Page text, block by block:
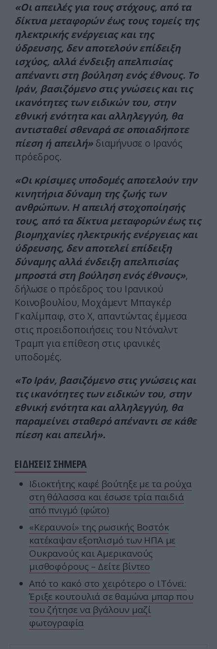
«Οι απειλές για τους στόχους, από τα
δίκτυα μεταφορών έως τους τομείς της
ηλεκτρικής ενέργειας και της
ύδρευσης, δεν αποτελούν επίδειξη
ισχύος, αλλά ένδειξη απελπισίας
απέναντι στη βούληση ενός έθνους. Το
Ιράν, βασιζόμενο στις γνώσεις και τις
ικανότητες των ειδικών του, στην
εθνική ενότητα και αλληλεγγύη, θα
αντισταθεί σθεναρά σε οποιαδήποτε
πίεση ή απειλή»διαμήνυσε ο Ιρανός
πρόεδρος.
«Οι κρίσιμες υποδομές αποτελούν την
κινητήρια δύναμη της ζωής των
ανθρώπων. Η απειλή στοχοποίησής
τους, από τα δίκτυα μεταφορών έως τις
βιομηχανίες ηλεκτρικής ενέργειας και
ύδρευσης, δεν αποτελεί επίδειξη
δύναμης αλλά ένδειξη απελπισίας
μπροστά στη βούληση ενός έθνους»,
δήλωσε ο πρόεδρος του Ιρανικού
Κοινοβουλίου, Μοχάμεντ Μπαγκέρ
Γκαλίμπαφ, στο X, απαντώντας έμμεσα
στις προειδοποιήσεις του Ντόναλντ
Τραμπ για επίθεση στις ιρανικές
υποδομές.
«Το Ιράν, βασιζόμενο στις γνώσεις και
τις ικανότητες των ειδικών του, στην
εθνική ενότητα και αλληλεγγύη, θα
παραμείνει σταθερό απέναντι σε κάθε
πίεση και απειλή».
ΕΙΔΗΣΕΙΣ ΣΗΜΕΡΑ
Ιδιοκτήτης καφέ βούτηξε με τα ρούχα
στη θάλασσα και έσωσε τρία παιδιά
από πνιγμό (φώτο)
«Κεραυνοί» της ρωσικής Βοστόκ
κατέκαψαν εξοπλισμό των ΗΠΑ με
Ουκρανούς και Αμερικανούς
μισθοφόρους – Δείτε βίντεο
Από το κακό στο χειρότερο ο Ι.Τόνεϊ:
Έριξε κουτουλιά σε θαμώνα μπαρ που
του ζήτησε να βγάλουν μαζί
φωτογραφία